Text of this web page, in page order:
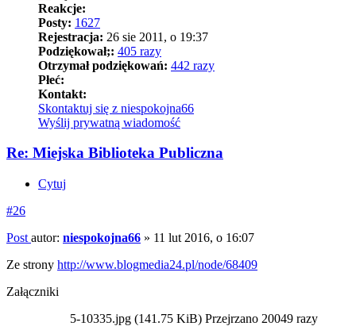
Reakcje:
Posty: 1627
Rejestracja: 26 sie 2011, o 19:37
Podziękował;: 405 razy
Otrzymał podziękowań: 442 razy
Płeć:
Kontakt:
Skontaktuj się z niespokojna66
Wyślij prywatną wiadomość
Re: Miejska Biblioteka Publiczna
Cytuj
#26
Post autor: niespokojna66 » 11 lut 2016, o 16:07
Ze strony http://www.blogmedia24.pl/node/68409
Załączniki
5-10335.jpg (141.75 KiB) Przejrzano 20049 razy